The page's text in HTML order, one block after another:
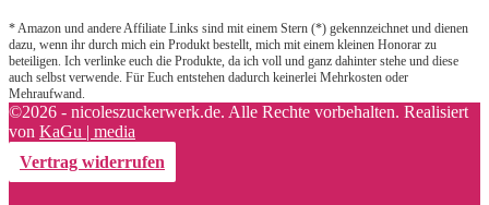
* Amazon und andere Affiliate Links sind mit einem Stern (*) gekennzeichnet und dienen
dazu, wenn ihr durch mich ein Produkt bestellt, mich mit einem kleinen Honorar zu
beteiligen. Ich verlinke euch die Produkte, da ich voll und ganz dahinter stehe und diese
auch selbst verwende. Für Euch entstehen dadurch keinerlei Mehrkosten oder
Mehraufwand.
©2026 - nicoleszuckerwerk.de. Alle Rechte vorbehalten. Realisiert
von KaGu | media
Vertrag widerrufen